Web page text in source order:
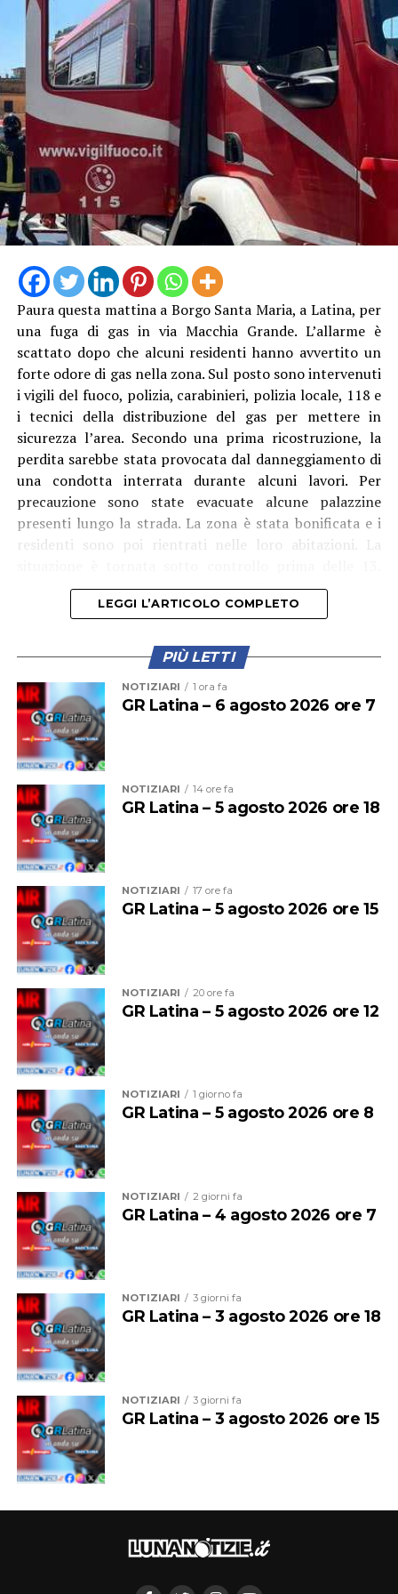
Rianimazione. Il padre avrebbe riportato ferite meno
gravi.
Sul luogo dell’incidente sono intervenuti i Carabinieri
della Compagnia di Latina, che hanno eseguito i rilievi e
raccolto la testimonianza del conducente. Gli
accertamenti sono in corso per ricostruire l’esatta
dinamica dell’incidente.
Paura questa mattina a Borgo Santa Maria, a Latina, per
una fuga di gas in via Macchia Grande. L’allarme è
scattato dopo che alcuni residenti hanno avvertito un
forte odore di gas nella zona. Sul posto sono intervenuti
i vigili del fuoco, polizia, carabinieri, polizia locale, 118 e
i tecnici della distribuzione del gas per mettere in
sicurezza l’area. Secondo una prima ricostruzione, la
perdita sarebbe stata provocata dal danneggiamento di
una condotta interrata durante alcuni lavori. Per
precauzione sono state evacuate alcune palazzine
presenti lungo la strada. La zona è stata bonificata e i
residenti sono poi rientrati nelle loro abitazioni. La
Italgas ha spiegato che a causare la dispersione sarebbe
stata un’impresa impegnata nella posa di cavidotti per
tubatura del gas. I tecnici sono al lavoro per il ripristino
LEGGI L’ARTICOLO COMPLETO
PIÙ LETTI
NOTIZIARI 1 ora fa
GR Latina – 6 agosto 2026 ore 7
NOTIZIARI 14 ore fa
GR Latina – 5 agosto 2026 ore 18
NOTIZIARI 17 ore fa
GR Latina – 5 agosto 2026 ore 15
NOTIZIARI 20 ore fa
GR Latina – 5 agosto 2026 ore 12
NOTIZIARI 1 giorno fa
GR Latina – 5 agosto 2026 ore 8
NOTIZIARI 2 giorni fa
GR Latina – 4 agosto 2026 ore 7
NOTIZIARI 3 giorni fa
GR Latina – 3 agosto 2026 ore 18
NOTIZIARI 3 giorni fa
GR Latina – 3 agosto 2026 ore 15